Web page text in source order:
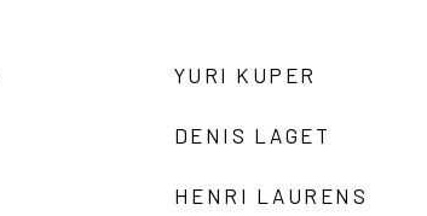
YURI KUPER
DENIS LAGET
HENRI LAURENS